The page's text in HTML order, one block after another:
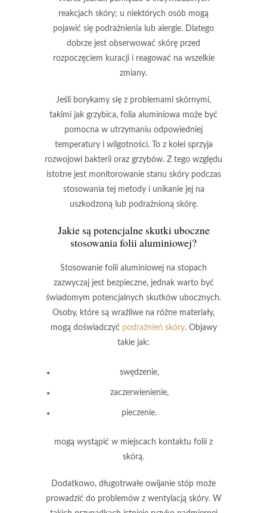
reakcjach skóry; u niektórych osób mogą
pojawić się podrażnienia lub alergie. Dlatego
dobrze jest obserwować skórę przed
rozpoczęciem kuracji i reagować na wszelkie
zmiany.
Jeśli borykamy się z problemami skórnymi,
takimi jak grzybica, folia aluminiowa może być
pomocna w utrzymaniu odpowiedniej
temperatury i wilgotności. To z kolei sprzyja
rozwojowi bakterii oraz grzybów. Z tego względu
istotne jest monitorowanie stanu skóry podczas
stosowania tej metody i unikanie jej na
uszkodzoną lub podrażnioną skórę.
Jakie są potencjalne skutki uboczne
stosowania folii aluminiowej?
Stosowanie folii aluminiowej na stopach
zazwyczaj jest bezpieczne, jednak warto być
świadomym potencjalnych skutków ubocznych.
Osoby, które są wrażliwe na różne materiały,
mogą doświadczyć podrażnień skóry. Objawy
takie jak:
swędzenie,
zaczerwienienie,
pieczenie.
mogą wystąpić w miejscach kontaktu folii z
skórą.
Dodatkowo, długotrwałe owijanie stóp może
prowadzić do problemów z wentylacją skóry. W